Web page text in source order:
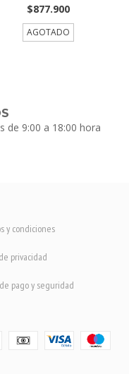
$877.900
AGOTADO
de 9:00 a 18:00 hora
y condiciones
privacidad
pago y seguridad